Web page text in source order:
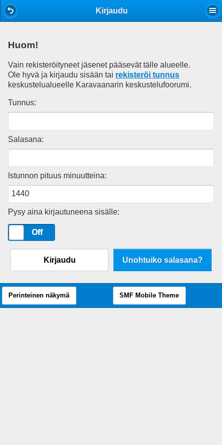
Kirjaudu
Huom!
Vain rekisteröityneet jäsenet pääsevät tälle alueelle.
Ole hyvä ja kirjaudu sisään tai rekisteröi tunnus
keskustelualueelle Karavaanarin keskustelufoorumi.
Tunnus:
Salasana:
Istunnon pituus minuutteina:
Pysy aina kirjautuneena sisälle:
Off
Kirjaudu Unohtuiko salasana?
Perinteinen näkymä SMF Mobile Theme